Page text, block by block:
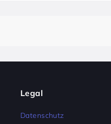
Legal
Datenschutz